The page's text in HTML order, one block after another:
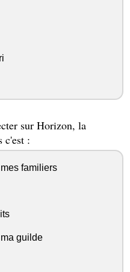
sur Horizon, la
c'est :
familiers
guilde